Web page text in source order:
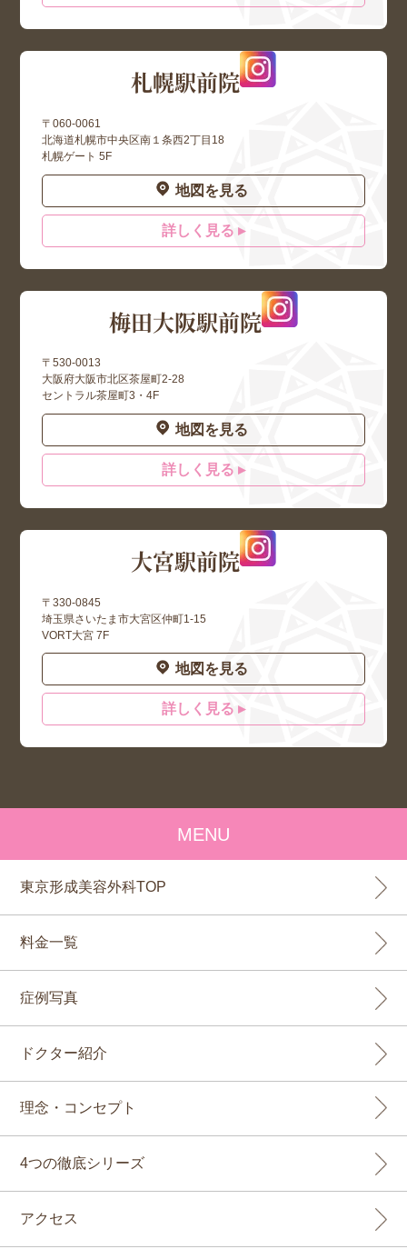
札幌駅前院
〒060-0061
北海道札幌市中央区南１条西2丁目18
札幌ゲート 5F
地図を見る
詳しく見る ▸
梅田大阪駅前院
〒530-0013
大阪府大阪市北区茶屋町2-28
セントラル茶屋町3・4F
地図を見る
詳しく見る ▸
大宮駅前院
〒330-0845
埼玉県さいたま市大宮区仲町1-15
VORT大宮 7F
地図を見る
詳しく見る ▸
MENU
東京形成美容外科TOP
料金一覧
症例写真
ドクター紹介
理念・コンセプト
4つの徹底シリーズ
アクセス